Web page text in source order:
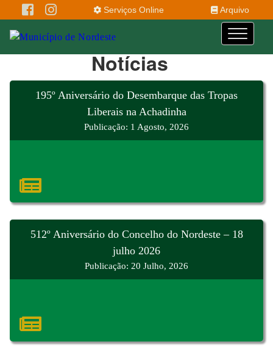
Serviços Online Arquivo
Notícias
195º Aniversário do Desembarque das Tropas
Liberais na Achadinha
Publicação: 1 Agosto, 2026
512º Aniversário do Concelho do Nordeste – 18
julho 2026
Publicação: 20 Julho, 2026